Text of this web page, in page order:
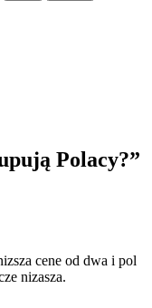
Polacy?”
cene od dwa i pol
nizasza.